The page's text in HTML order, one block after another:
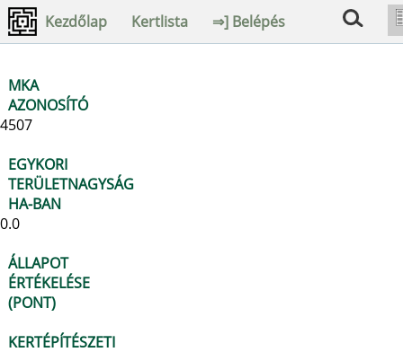
Kezdőlap Kertlista ⇒] Belépés
MKA
AZONOSÍTÓ
4507
EGYKORI
TERÜLETNAGYSÁG
HA-BAN
0.0
ÁLLAPOT
ÉRTÉKELÉSE
(PONT)
KERTÉPÍTÉSZETI